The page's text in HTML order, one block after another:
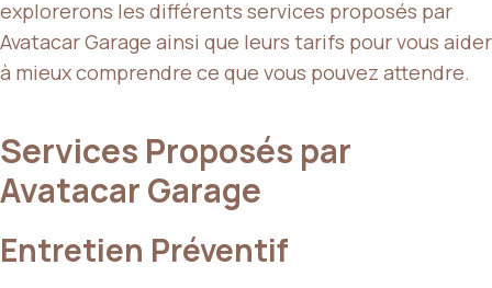
explorerons les différents services proposés par
Avatacar Garage ainsi que leurs tarifs pour vous aider
à mieux comprendre ce que vous pouvez attendre.
Services Proposés par
Avatacar Garage
Entretien Préventif